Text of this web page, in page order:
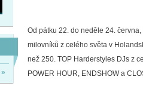
»
Od pátku 22. do neděle 24.
milovníků z celého světa v
než 250. TOP Harderstyles DJs z
POWER HOUR, ENDSHOW a